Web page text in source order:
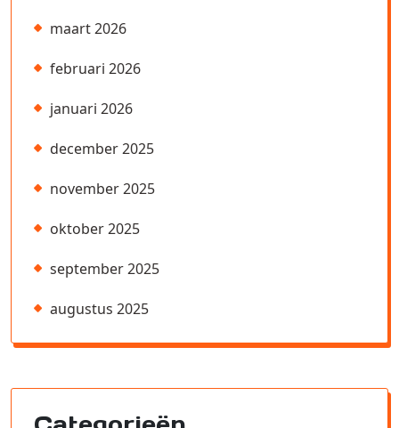
maart 2026
februari 2026
januari 2026
december 2025
november 2025
oktober 2025
september 2025
augustus 2025